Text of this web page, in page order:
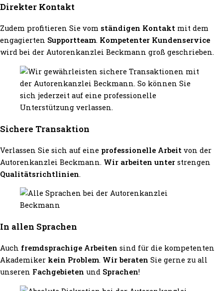
Direkter Kontakt
Zudem profitieren Sie vom ständigen Kontakt mit dem
engagierten Supportteam. Kompetenter Kundenservice
wird bei der Autorenkanzlei Beckmann groß geschrieben.
Sichere Transaktion
Verlassen Sie sich auf eine professionelle Arbeit von der
Autorenkanzlei Beckmann. Wir arbeiten unter strengen
Qualitätsrichtlinien.
In allen Sprachen
Auch fremdsprachige Arbeiten sind für die kompetenten
Akademiker kein Problem. Wir beraten Sie gerne zu all
unseren Fachgebieten und Sprachen!